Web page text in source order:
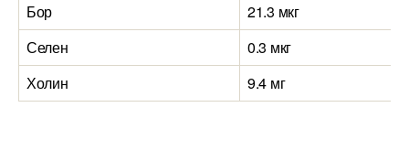
Бор
21.3 мкг
Селен
0.3 мкг
Холин
9.4 мг